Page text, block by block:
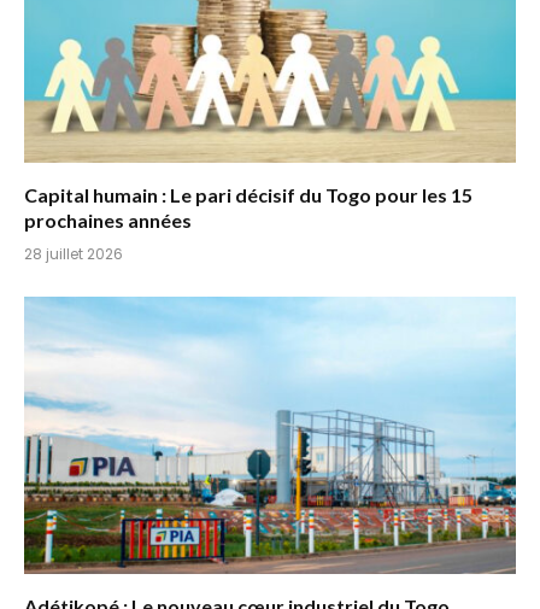
Capital humain : Le pari décisif du Togo pour les 15
prochaines années
28 juillet 2026